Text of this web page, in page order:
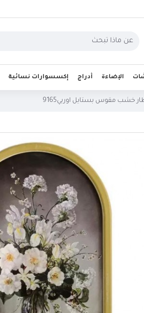
الإضاءة أدراج إكسسوارات نسائية
خشب مقوس بستايل اوربي9165